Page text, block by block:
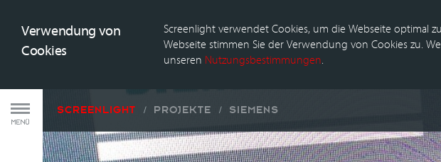
SCREENLIGHT PROJEKTE SIEMENS
Verwendung von
Cookies
Screenlight verwendet Cookies, um die Webseite optimal
Webseite stimmen Sie der Verwendung von Cookies zu.
unseren Nutzungsbestimmungen.